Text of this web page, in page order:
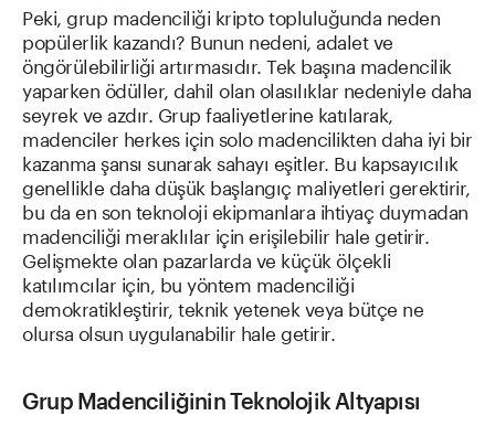
Peki, grup madenciliği kripto topluluğunda neden
popülerlik kazandı? Bunun nedeni, adalet ve
öngörülebilirliği artırmasıdır. Tek başına madencilik
yaparken ödüller, dahil olan olasılıklar nedeniyle daha
seyrek ve azdır. Grup faaliyetlerine katılarak,
madenciler herkes için solo madencilikten daha iyi bir
kazanma şansı sunarak sahayı eşitler. Bu kapsayıcılık
genellikle daha düşük başlangıç maliyetleri gerektirir,
bu da en son teknoloji ekipmanlara ihtiyaç duymadan
madenciliği meraklılar için erişilebilir hale getirir.
Gelişmekte olan pazarlarda ve küçük ölçekli
katılımcılar için, bu yöntem madenciliği
demokratikleştirir, teknik yetenek veya bütçe ne
olursa olsun uygulanabilir hale getirir.
Grup Madenciliğinin Teknolojik Altyapısı